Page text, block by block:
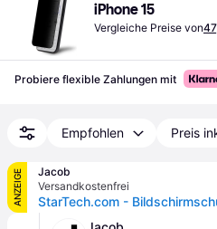
iPhone 15
Vergleiche Preise von
Probiere flexible Zahlungen mit
Empfohlen Preis
ANZEIGE
Jacob
Versandkostenfrei